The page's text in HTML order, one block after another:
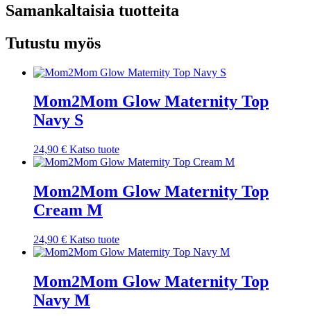
Samankaltaisia tuotteita
Tutustu myös
Mom2Mom Glow Maternity Top
Navy S
24,90 € Katso tuote
Mom2Mom Glow Maternity Top
Cream M
24,90 € Katso tuote
Mom2Mom Glow Maternity Top
Navy M